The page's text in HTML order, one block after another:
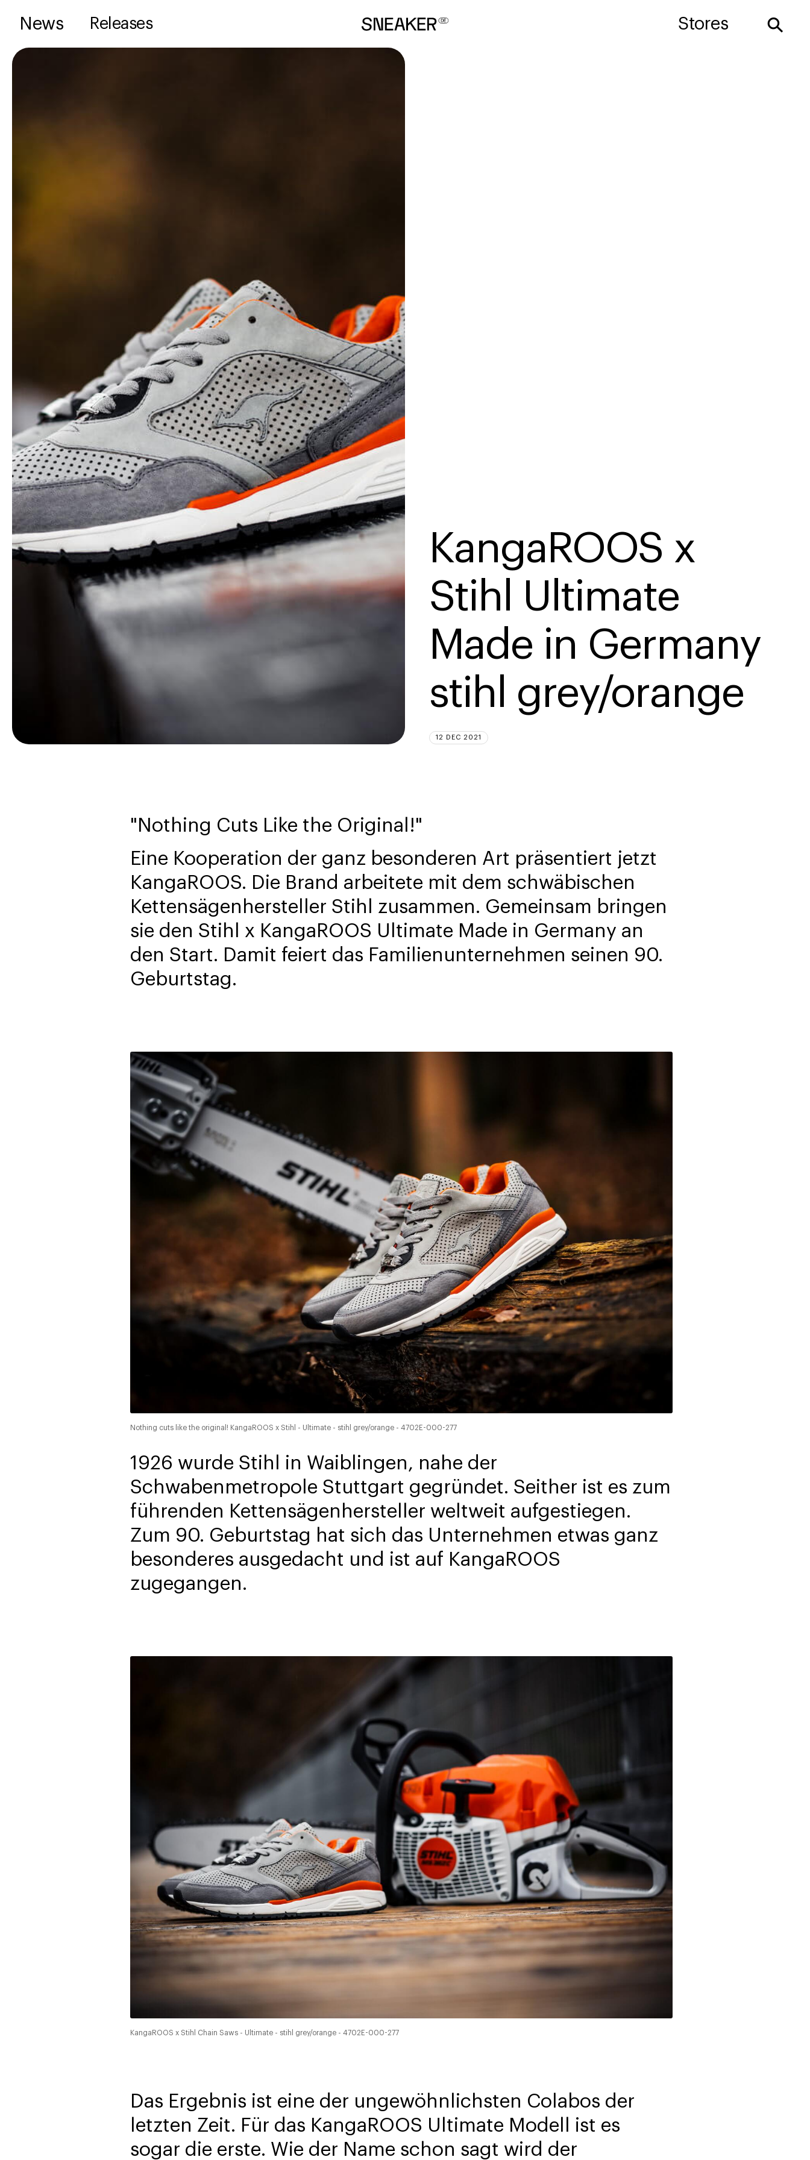
News Releases Stores ⚲
KangaROOS x
Stihl Ultimate
Made in Germany
stihl grey/orange
12 DEC 2021
"Nothing Cuts Like the Original!"
Eine Kooperation der ganz besonderen Art präsentiert jetzt
KangaROOS. Die Brand arbeitete mit dem schwäbischen
Kettensägenhersteller Stihl zusammen. Gemeinsam bringen
sie den Stihl x KangaROOS Ultimate Made in Germany an
den Start. Damit feiert das Familienunternehmen seinen 90.
Geburtstag.
Nothing cuts like the original! KangaROOS x Stihl - Ultimate - stihl grey/orange - 4702E-000-277
1926 wurde Stihl in Waiblingen, nahe der
Schwabenmetropole Stuttgart gegründet. Seither ist es zum
führenden Kettensägenhersteller weltweit aufgestiegen.
Zum 90. Geburtstag hat sich das Unternehmen etwas ganz
besonderes ausgedacht und ist auf KangaROOS
zugegangen.
KangaROOS x Stihl Chain Saws - Ultimate - stihl grey/orange - 4702E-000-277
Das Ergebnis ist eine der ungewöhnlichsten Colabos der
letzten Zeit. Für das KangaROOS Ultimate Modell ist es
sogar die erste. Wie der Name schon sagt wird der